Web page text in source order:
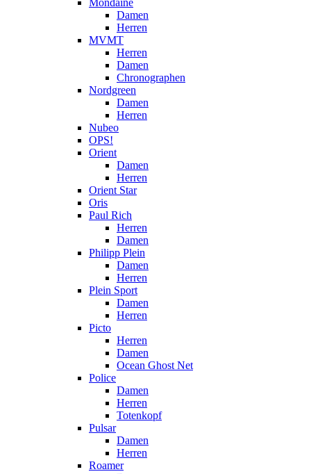
Mondaine
Damen
Herren
MVMT
Herren
Damen
Chronographen
Nordgreen
Damen
Herren
Nubeo
OPS!
Orient
Damen
Herren
Orient Star
Oris
Paul Rich
Herren
Damen
Philipp Plein
Damen
Herren
Plein Sport
Damen
Herren
Picto
Herren
Damen
Ocean Ghost Net
Police
Damen
Herren
Totenkopf
Pulsar
Damen
Herren
Roamer